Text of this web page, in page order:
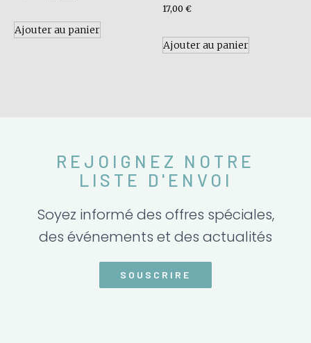
Ajouter au panier
17,00 €
Ajouter au panier
REJOIGNEZ NOTRE
LISTE D'ENVOI
Soyez informé des offres spéciales,
des événements et des actualités
SOUSCRIRE